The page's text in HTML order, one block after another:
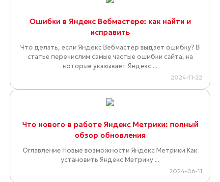
2025 году
SEO-оптимизация зарекомендовала себя как надежный
и эффективный инструмент интернет-маркетинга.
Поэтому спрос у бизнеса на нее толь...
2025-07-04
SEO — это комплексная работа. Шесть главных
факторов ранжирования сайтов
Большой пост, но очень важный для понимания
ранжирования. По большому счету все факторы
ранжирования можно свести к основным шести пу�...
2025-01-29